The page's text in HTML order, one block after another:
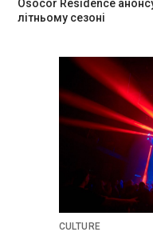
Osocor Residence
літньому сезоні
CULTURE